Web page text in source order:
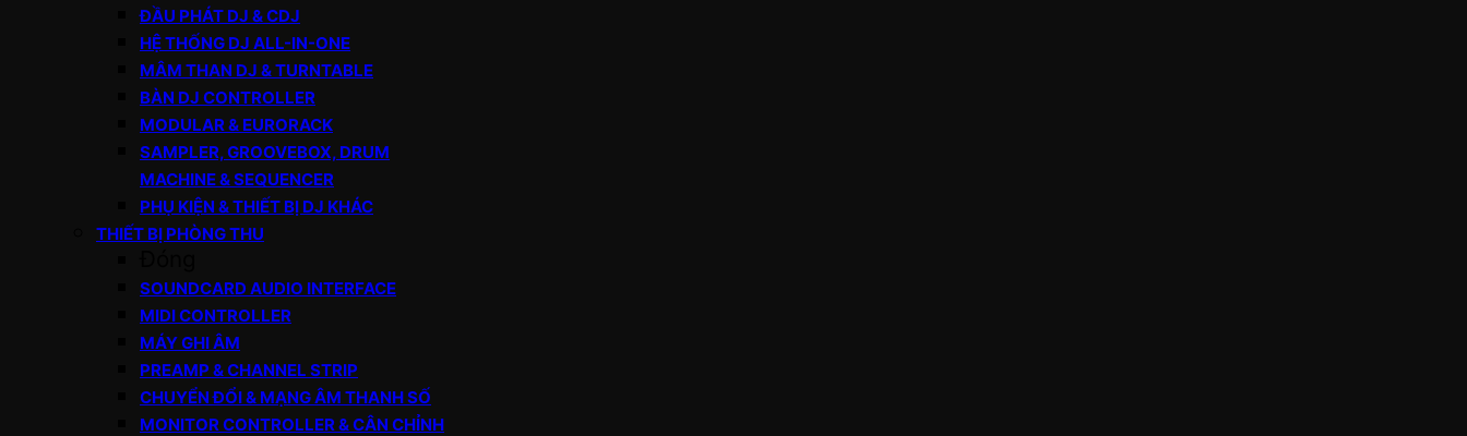
ĐẦU PHÁT DJ & CDJ
HỆ THỐNG DJ ALL-IN-ONE
MÂM THAN DJ & TURNTABLE
BÀN DJ CONTROLLER
MODULAR & EURORACK
SAMPLER, GROOVEBOX, DRUM
MACHINE & SEQUENCER
PHỤ KIỆN & THIẾT BỊ DJ KHÁC
THIẾT BỊ PHÒNG THU
SOUNDCARD AUDIO INTERFACE
MIDI CONTROLLER
MÁY GHI ÂM
PREAMP & CHANNEL STRIP
CHUYỂN ĐỔI & MẠNG ÂM THANH SỐ
MONITOR CONTROLLER & CÂN CHỈNH